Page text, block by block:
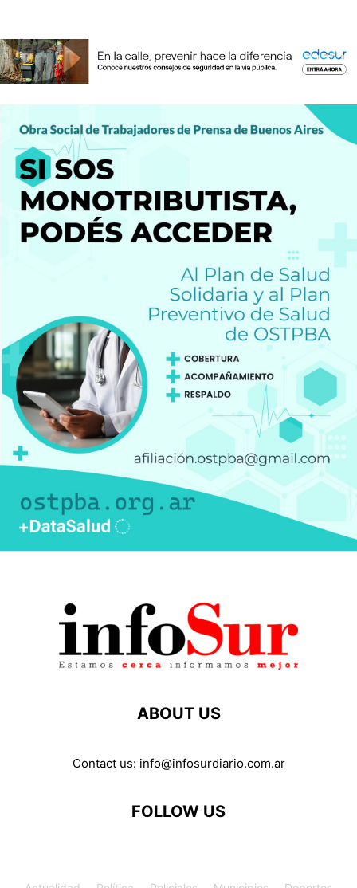
ABOUT US
Contact us: info@infosurdiario.com.ar
FOLLOW US